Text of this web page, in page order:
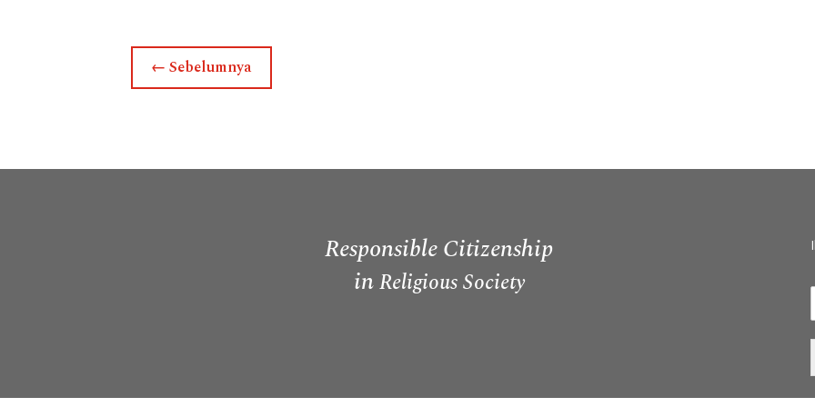
←Sebelumnya
Responsible Citizenship
inReligious Society